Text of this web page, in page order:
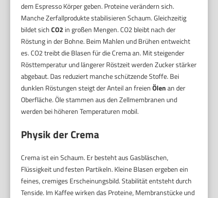
dem Espresso Körper geben. Proteine verändern sich.
Manche Zerfallprodukte stabilisieren Schaum. Gleichzeitig
bildet sichCO2 in großen Mengen. CO2 bleibt nach der
Röstung in der Bohne. Beim Mahlen und Brühen entweicht
es. CO2 treibt die Blasen für die Crema an. Mit steigender
Rösttemperatur und längerer Röstzeit werden Zucker stärker
abgebaut. Das reduziert manche schützende Stoffe. Bei
dunklen Röstungen steigt der Anteil an freienÖlenan der
Oberfläche. Öle stammen aus den Zellmembranen und
werden bei höheren Temperaturen mobil.
Physik der Crema
Crema ist ein Schaum. Er besteht aus Gasbläschen,
Flüssigkeit und festen Partikeln. Kleine Blasen ergeben ein
feines, cremiges Erscheinungsbild. Stabilität entsteht durch
Tenside. Im Kaffee wirken das Proteine, Membranstücke und